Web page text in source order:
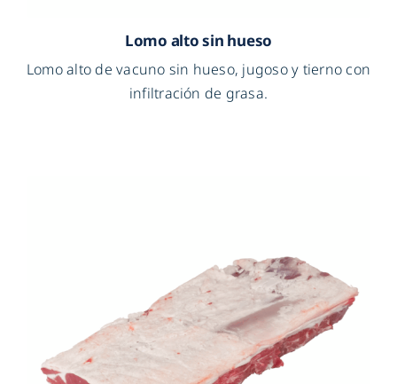
Lomo alto sin hueso
Lomo alto de vacuno sin hueso, jugoso y tierno con
infiltración de grasa.